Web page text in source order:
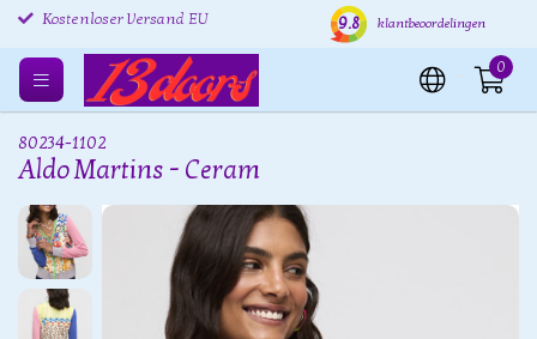
Kostenloser Versand EU
Kostenlose Rücksendung
Versand innerhalb von 24
9.8 klantbeoordelingen
0
80234-1102
Aldo Martins - Ceram